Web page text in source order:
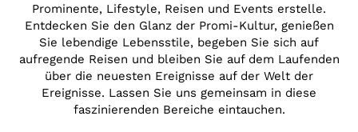
Prominente, Lifestyle, Reisen und Events erstelle.
Entdecken Sie den Glanz der Promi-Kultur, genießen
Sie lebendige Lebensstile, begeben Sie sich auf
aufregende Reisen und bleiben Sie auf dem Laufenden
über die neuesten Ereignisse auf der Welt der
Ereignisse. Lassen Sie uns gemeinsam in diese
faszinierenden Bereiche eintauchen.